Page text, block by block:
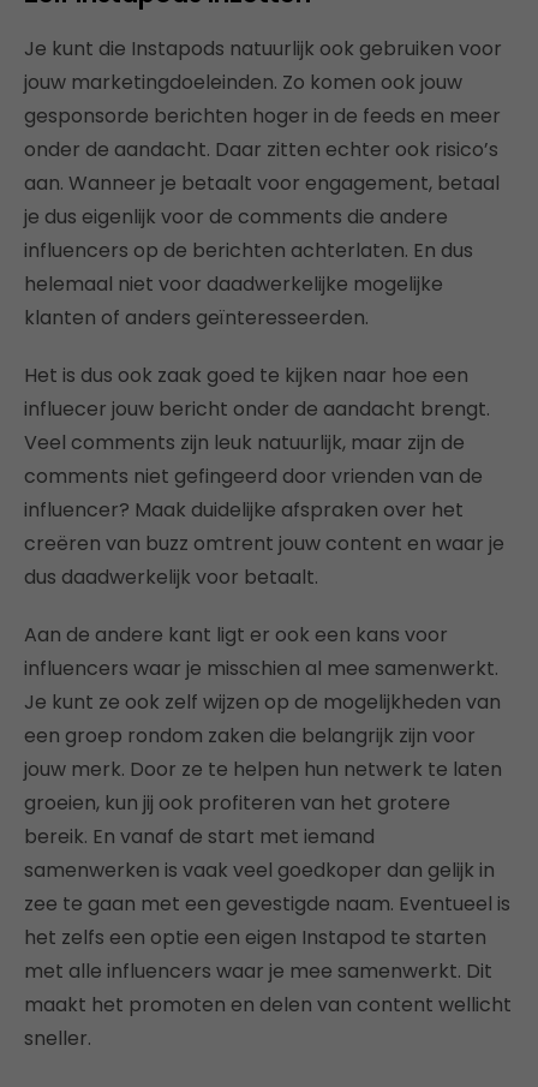
Je kunt die Instapods natuurlijk ook gebruiken voor
jouw marketingdoeleinden. Zo komen ook jouw
gesponsorde berichten hoger in de feeds en meer
onder de aandacht. Daar zitten echter ook risico’s
aan. Wanneer je betaalt voor engagement, betaal
je dus eigenlijk voor de comments die andere
influencers op de berichten achterlaten. En dus
helemaal niet voor daadwerkelijke mogelijke
klanten of anders geïnteresseerden.
Het is dus ook zaak goed te kijken naar hoe een
influecer jouw bericht onder de aandacht brengt.
Veel comments zijn leuk natuurlijk, maar zijn de
comments niet gefingeerd door vrienden van de
influencer? Maak duidelijke afspraken over het
creëren van buzz omtrent jouw content en waar je
dus daadwerkelijk voor betaalt.
Aan de andere kant ligt er ook een kans voor
influencers waar je misschien al mee samenwerkt.
Je kunt ze ook zelf wijzen op de mogelijkheden van
een groep rondom zaken die belangrijk zijn voor
jouw merk. Door ze te helpen hun netwerk te laten
groeien, kun jij ook profiteren van het grotere
bereik. En vanaf de start met iemand
samenwerken is vaak veel goedkoper dan gelijk in
zee te gaan met een gevestigde naam. Eventueel is
het zelfs een optie een eigen Instapod te starten
met alle influencers waar je mee samenwerkt. Dit
maakt het promoten en delen van content wellicht
sneller.